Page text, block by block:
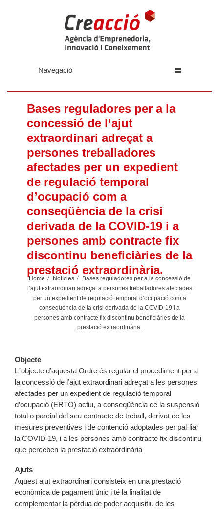
Navegació
Bases reguladores per a la
concessió de l’ajut
extraordinari adreçat a
persones treballadores
afectades per un expedient
de regulació temporal
d’ocupació com a
conseqüència de la crisi
derivada de la COVID-19 i a
persones amb contracte fix
discontinu beneficiàries de la
prestació extraordinària.
Home Notícies
Bases reguladores per a la concessió de
l’ajut extraordinari adreçat a persones treballadores afectades
per un expedient de regulació temporal d’ocupació com a
conseqüència de la crisi derivada de la COVID-19 i a
persones amb contracte fix discontinu beneficiàries de la
prestació extraordinària.
Objecte
L´objecte d’aquesta Ordre és regular el procediment per a
la concessió de l’ajut extraordinari adreçat a les persones
afectades per un expedient de regulació temporal
d’ocupació (ERTO) actiu, a conseqüència de la suspensió
total o parcial del seu contracte de treball, derivat de les
mesures preventives i de contenció adoptades per pal·liar
la COVID-19, i a les persones amb contracte fix discontinu
que perceben la prestació extraordinària
Ajuts
Aquest ajut extraordinari consisteix en una prestació
econòmica de pagament únic i té la finalitat de
complementar la pèrdua de poder adquisitiu de les